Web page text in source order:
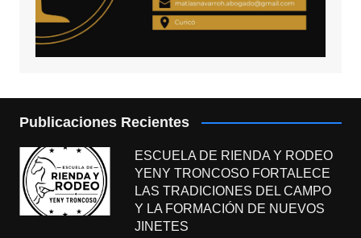
Publicaciones Recientes
ESCUELA DE RIENDA Y RODEO
YENY TRONCOSO FORTALECE
LAS TRADICIONES DEL CAMPO
Y LA FORMACIÓN DE NUEVOS
JINETES